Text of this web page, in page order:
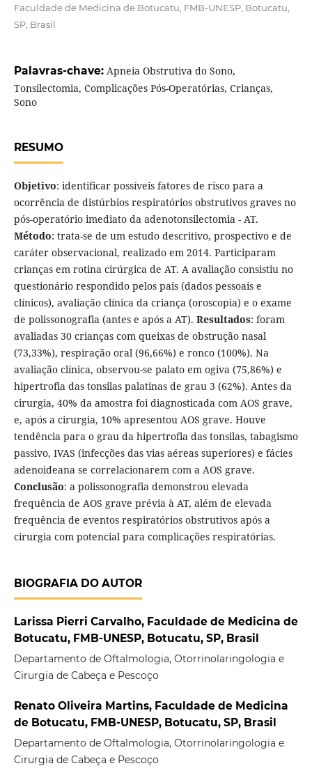
Faculdade de Medicina de Botucatu, FMB-UNESP, Botucatu,
SP, Brasil
Palavras-chave: Apneia Obstrutiva do Sono,
Tonsilectomia, Complicações Pós-Operatórias, Crianças,
Sono
RESUMO
Objetivo: identificar possíveis fatores de risco para a
ocorrência de distúrbios respiratórios obstrutivos graves no
pós-operatório imediato da adenotonsilectomia - AT.
Método: trata-se de um estudo descritivo, prospectivo e de
caráter observacional, realizado em 2014. Participaram
crianças em rotina cirúrgica de AT. A avaliação consistiu no
questionário respondido pelos pais (dados pessoais e
clínicos), avaliação clínica da criança (oroscopia) e o exame
de polissonografia (antes e após a AT). Resultados: foram
avaliadas 30 crianças com queixas de obstrução nasal
(73,33%), respiração oral (96,66%) e ronco (100%). Na
avaliação clínica, observou-se palato em ogiva (75,86%) e
hipertrofia das tonsilas palatinas de grau 3 (62%). Antes da
cirurgia, 40% da amostra foi diagnosticada com AOS grave,
e, após a cirurgia, 10% apresentou AOS grave. Houve
tendência para o grau da hipertrofia das tonsilas, tabagismo
passivo, IVAS (infecções das vias aéreas superiores) e fácies
adenoideana se correlacionarem com a AOS grave.
Conclusão: a polissonografia demonstrou elevada
frequência de AOS grave prévia à AT, além de elevada
frequência de eventos respiratórios obstrutivos após a
cirurgia com potencial para complicações respiratórias.
BIOGRAFIA DO AUTOR
Larissa Pierri Carvalho, Faculdade de Medicina de
Botucatu, FMB-UNESP, Botucatu, SP, Brasil
Departamento de Oftalmologia, Otorrinolaringologia e
Cirurgia de Cabeça e Pescoço
Renato Oliveira Martins, Faculdade de Medicina
de Botucatu, FMB-UNESP, Botucatu, SP, Brasil
Departamento de Oftalmologia, Otorrinolaringologia e
Cirurgia de Cabeça e Pescoço